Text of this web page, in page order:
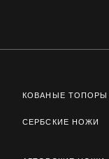
КОВАНЫЕ ТОПОРЫ
СЕРБСКИЕ НОЖИ